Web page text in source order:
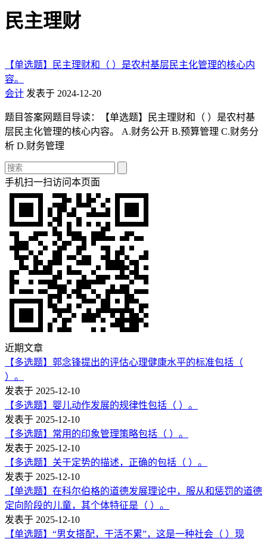
民主理财
【单选题】民主理财和（ ）是农村基层民主化管理的核心内
容。
会计 发表于 2024-12-20
题目答案网题目导读：【单选题】民主理财和（ ）是农村基
层民主化管理的核心内容。 A.财务公开 B.预算管理 C.财务分
析 D.财务管理
手机扫一扫访问本页面
近期文章
【多选题】郭念锋提出的评估心理健康水平的标准包括（
）。
发表于 2025-12-10
【多选题】婴儿动作发展的规律性包括（ ）。
发表于 2025-12-10
【多选题】常用的印象管理策略包括（ ）。
发表于 2025-12-10
【多选题】关于定势的描述，正确的包括（ ）。
发表于 2025-12-10
【单选题】在科尔伯格的道德发展理论中，服从和惩罚的道德
定向阶段的儿童，其个体特征是（ ）。
发表于 2025-12-10
【单选题】“男女搭配，干活不累”，这是一种社会（ ）现